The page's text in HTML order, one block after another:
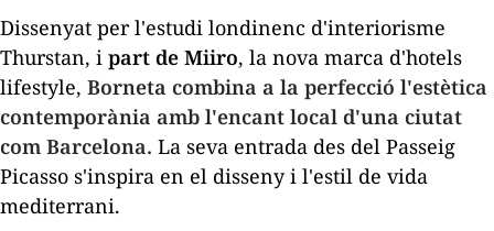
Dissenyat per l'estudi londinenc d'interiorisme
Thurstan, i part de Miiro, la nova marca d'hotels
lifestyle, Borneta combina a la perfecció l'estètica
contemporània amb l'encant local d'una ciutat
com Barcelona. La seva entrada des del Passeig
Picasso s'inspira en el disseny i l'estil de vida
mediterrani.